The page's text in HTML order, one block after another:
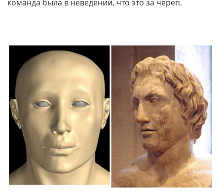
команда была в неведении, что это за череп.